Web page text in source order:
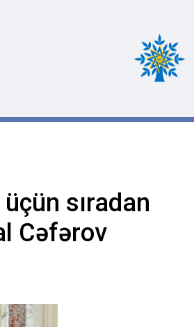
sıradan
Cəfərov